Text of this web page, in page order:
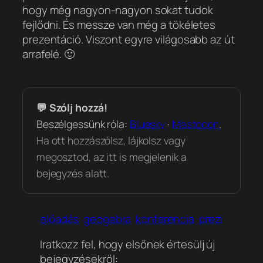
hogy még nagyon-nagyon sokat tudok
fejlődni. És messze van még a tökéletes
prezentáció. Viszont egyre világosabb az út
arrafelé. 🙂
💬 Szólj hozzá!
Beszélgessünk róla: Bluesky · Mastodon.
Ha ott hozzászólsz, lájkolsz vagy
megosztod, az itt is megjelenik a
bejegyzés alatt.
előadás geogebra konferencia prezi
Iratkozz fel, hogy elsőnek értesülj új
bejegyzésekről: